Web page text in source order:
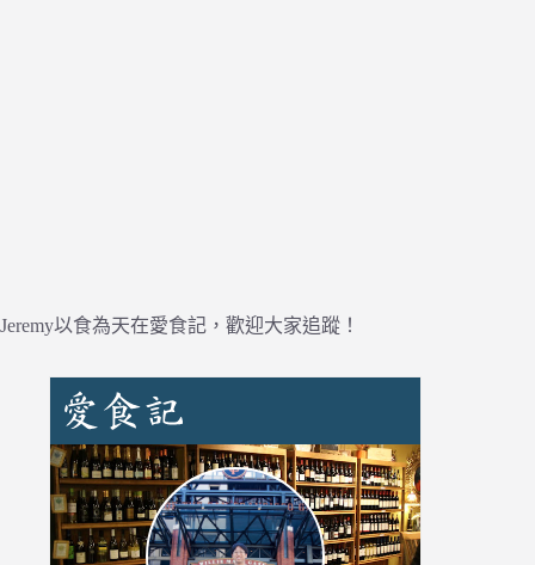
Jeremy以食為天在愛食記，歡迎大家追蹤！